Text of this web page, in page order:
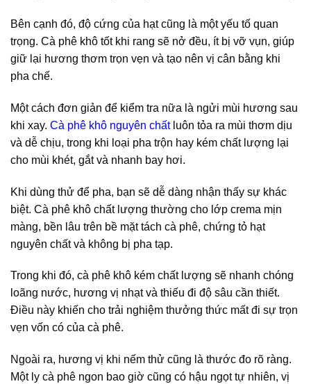
Bên cạnh đó, độ cứng của hạt cũng là một yếu tố quan
trọng. Cà phê khô tốt khi rang sẽ nở đều, ít bị vỡ vụn, giúp
giữ lại hương thơm trọn vẹn và tạo nên vị cân bằng khi
pha chế.
Một cách đơn giản để kiểm tra nữa là ngửi mùi hương sau
khi xay. Cà phê khô nguyên chấtluôn tỏa ra mùi thơm dịu
và dễ chịu, trong khi loại pha trộn hay kém chất lượng lại
cho mùi khét, gắt và nhanh bay hơi.
Khi dùng thử để pha, bạn sẽ dễ dàng nhận thấy sự khác
biệt. Cà phê khô chất lượng thường cho lớp crema mịn
màng, bền lâu trên bề mặt tách cà phê, chứng tỏ hạt
nguyên chất và không bị pha tạp.
Trong khi đó, cà phê khô kém chất lượng sẽ nhanh chóng
loãng nước, hương vị nhạt và thiếu đi độ sâu cần thiết.
Điều này khiến cho trải nghiệm thưởng thức mất đi sự trọn
vẹn vốn có của cà phê.
Ngoài ra, hương vị khi nếm thử cũng là thước đo rõ ràng.
Một ly cà phê ngon bao giờ cũng có hậu ngọt tự nhiên, vị